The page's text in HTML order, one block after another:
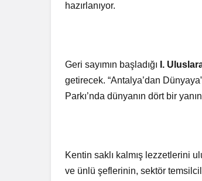
hazırlanıyor.
Geri sayımın başladığı I.
getirecek. “Antalya’dan
Parkı’nda dünyanın dört bir
Kentin saklı kalmış lezzetlerini
ve ünlü şeflerinin, sektör